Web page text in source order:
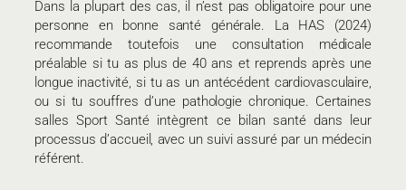
Dans la plupart des cas, il n’est pas obligatoire pour une
personne en bonne santé générale. La HAS (2024)
recommande toutefois une consultation médicale
préalable si tu as plus de 40 ans et reprends après une
longue inactivité, si tu as un antécédent cardiovasculaire,
ou si tu souffres d’une pathologie chronique. Certaines
salles Sport Santé intègrent ce bilan santé dans leur
processus d’accueil, avec un suivi assuré par un médecin
référent.